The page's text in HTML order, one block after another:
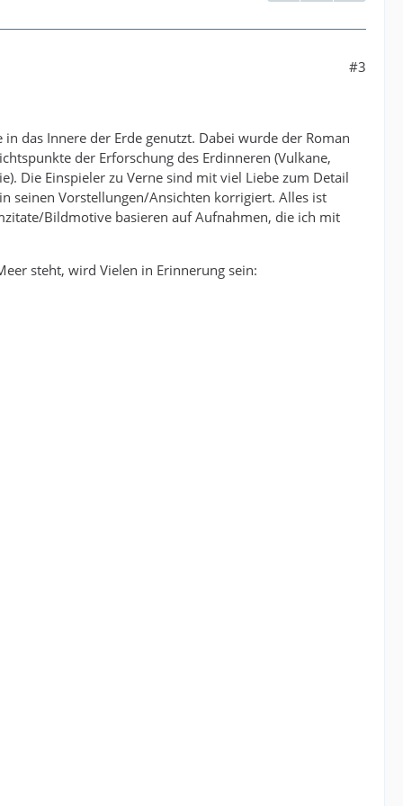
#3
das Innere der Erde genutzt. Dabei wurde der Roman
der Erforschung des Erdinneren (Vulkane,
Die Einspieler zu Verne sind mit viel Liebe zum Detail
seinen Vorstellungen/Ansichten korrigiert. Alles ist
Bildmotive basieren auf Aufnahmen, die ich mit
steht, wird Vielen in Erinnerung sein: